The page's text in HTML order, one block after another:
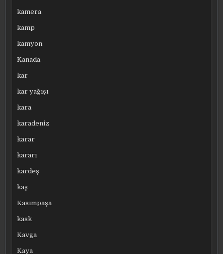
kamera
kamp
kamyon
Kanada
kar
kar yağışı
kara
karadeniz
karar
kararı
kardeş
kaş
Kasımpaşa
kask
Kavga
Kaya